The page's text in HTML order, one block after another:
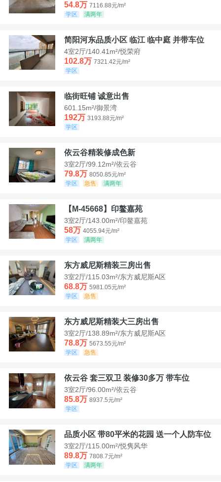
54.8万 7116.88元/m²
学区
满两年
简阳河东品质小区 临江 临中庭 并带车位
4室2厅/140.41m²/悦荣府
102.8万 7321.42元/m²
学区
临街旺铺 诚意出售
601.15m²/御景湾
192万 3193.88元/m²
学区
依云谷精装修成色新
3室2厅/99.12m²/依云谷
79.8万 8050.85元/m²
学区
急售 满两年
【M-45668】印鳌嘉苑
3室2厅/143.00m²/印鳌嘉苑
58万 4055.94元/m²
学区
满两年
东方威尼斯精装三房出售
3室2厅/115.03m²/东方威尼斯A区
68.8万 5981.05元/m²
学区
急售
东方威尼斯精装大三房出售
3室2厅/138.89m²/东方威尼斯A区
78.8万 5673.55元/m²
学区
急售
依云谷 套三双卫 装修30多万 带车位
3室2厅/96.00m²/依云谷
85.8万 8937.5元/m²
学区
品质小区 带80平米的花园 送一个人防车位
3室2厅/115.00m²/悦隽风华
89.8万 7808.7元/m²
学区
满两年